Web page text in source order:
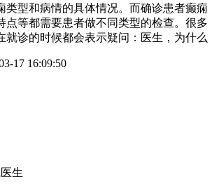
类型和病情的具体情况。而确诊患者癫痫
点等都需要患者做不同类型的检查。很多
就诊的时候都会表示疑问：医生，为什么
17 16:09:50
生